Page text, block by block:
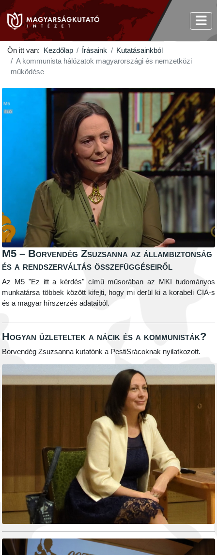
Ön itt van: Kezdőlap Írásaink
Kutatásainkból
A kommunista hálózatok magyarországi és nemzetközi
működése
M5 – Borvendég Zsuzsanna az állambiztonság
és a rendszerváltás összefüggéseiről
Az M5 "Ez itt a kérdés" című műsorában az MKI tudományos
munkatársa többek között kifejti, hogy mi derül ki a korabeli CIA-s
és a magyar hírszerzés adataiból.
Hogyan üzleteltek a nácik és a kommunisták?
Borvendég Zsuzsanna kutatónk a PestiSrácoknak nyilatkozott.